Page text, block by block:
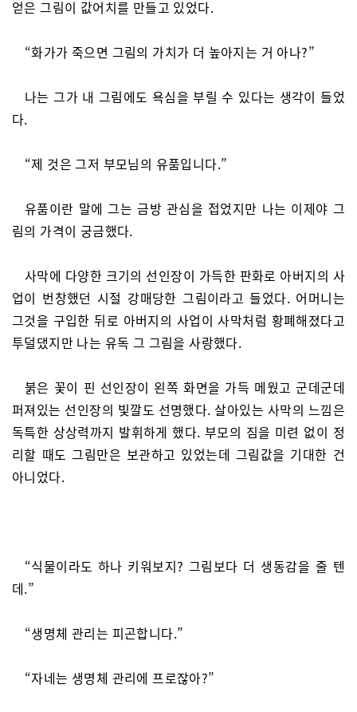
얻은 그림이 값어치를 만들고 있었다.
“화가가 죽으면 그림의 가치가 더 높아지는 거 아나?”
나는 그가 내 그림에도 욕심을 부릴 수 있다는 생각이 들었
다.
“제 것은 그저 부모님의 유품입니다.”
유품이란 말에 그는 금방 관심을 접었지만 나는 이제야 그
림의 가격이 궁금했다.
사막에 다양한 크기의 선인장이 가득한 판화로 아버지의 사
업이 번창했던 시절 강매당한 그림이라고 들었다. 어머니는
그것을 구입한 뒤로 아버지의 사업이 사막처럼 황폐해졌다고
투덜댔지만 나는 유독 그 그림을 사랑했다.
붉은 꽃이 핀 선인장이 왼쪽 화면을 가득 메웠고 군데군데
퍼져있는 선인장의 빛깔도 선명했다. 살아있는 사막의 느낌은
독특한 상상력까지 발휘하게 했다. 부모의 짐을 미련 없이 정
리할 때도 그림만은 보관하고 있었는데 그림값을 기대한 건
아니었다.
“식물이라도 하나 키워보지? 그림보다 더 생동감을 줄 텐
데.”
“생명체 관리는 피곤합니다.”
“자네는 생명체 관리에 프로잖아?”